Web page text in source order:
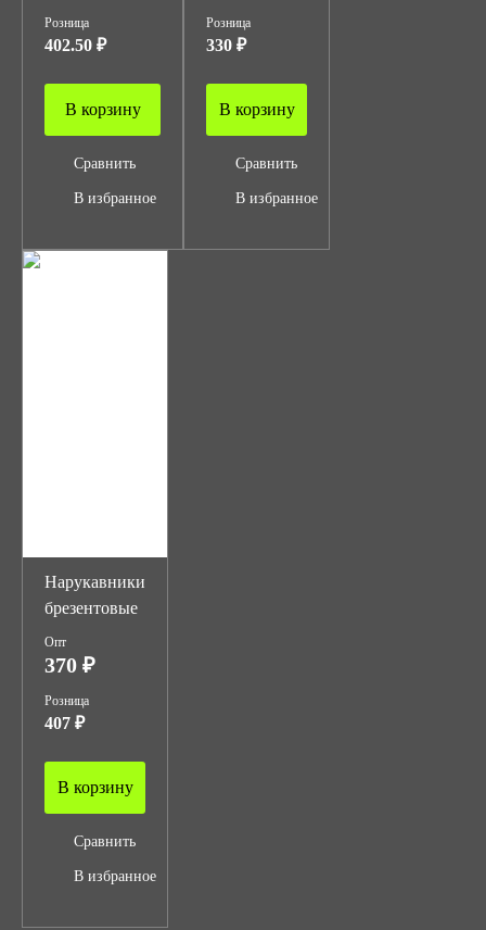
Розница
402.50 ₽
В корзину
Сравнить
В избранное
Розница
330 ₽
В корзину
Сравнить
В избранное
Нарукавники
брезентовые
Опт
370 ₽
Розница
407 ₽
В корзину
Сравнить
В избранное